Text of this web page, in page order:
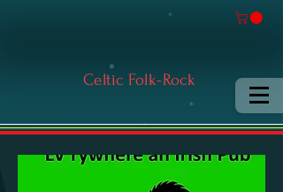
Celtic Folk-Rock